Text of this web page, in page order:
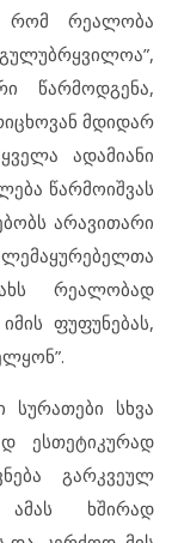
რომ რეალობა
წარმოდგენა,
მდიდარ
ადამიანი
წარმოიშვას
არავითარი
რეალობად
ფუფუნებას,
სურათები სხვა
ესთეტიკურად
გარკვეულ
ამას ხშირად